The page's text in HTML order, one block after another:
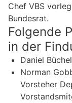
Chef VBS
Bundesrat.
Folgende
in der
Daniel
Norman
Vorsteher